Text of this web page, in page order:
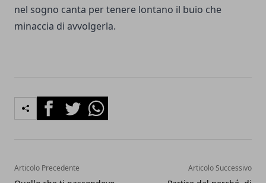
nel sogno canta per tenere lontano il buio che
minaccia di avvolgerla.
FacebookTwitterWhatsapp
Articolo Precedente Articolo Successivo